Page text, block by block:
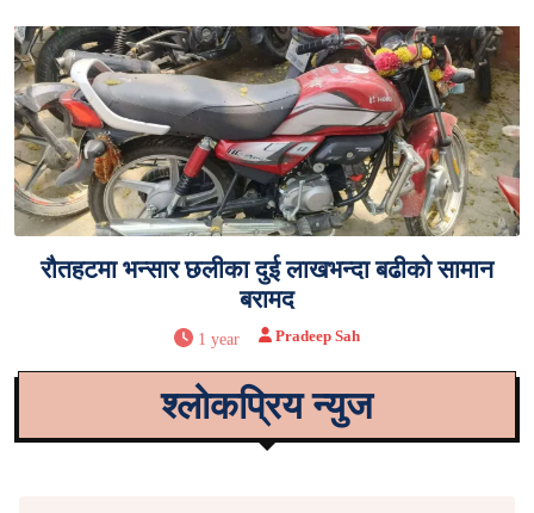
रौतहटमा भन्सार छलीका दुई लाखभन्दा बढीको सामान
बरामद
1 year Pradeep Sah
श्लोकप्रिय न्युज